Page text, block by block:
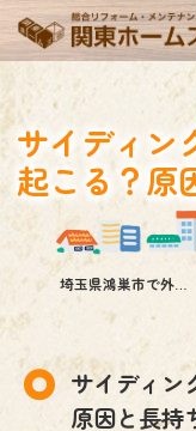
サイディン
起こる？原
サイディン
原因と長持